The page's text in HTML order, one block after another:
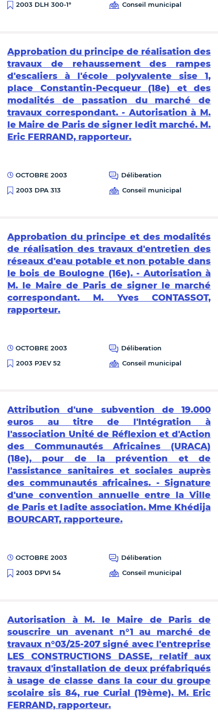
2003 DLH 300-1° Conseil municipal
Approbation du principe de réalisation des
travaux de rehaussement des rampes
d'escaliers à l'école polyvalente sise 1,
place Constantin-Pecqueur (18e) et des
modalités de passation du marché de
travaux correspondant. - Autorisation à M.
le Maire de Paris de signer ledit marché. M.
Eric FERRAND, rapporteur.
OCTOBRE 2003
Déliberation
2003 DPA 313
Conseil municipal
Approbation du principe et des modalités
de réalisation des travaux d'entretien des
réseaux d'eau potable et non potable dans
le bois de Boulogne (16e). - Autorisation à
M. le Maire de Paris de signer le marché
correspondant. M. Yves CONTASSOT,
rapporteur.
OCTOBRE 2003
Déliberation
2003 PJEV 52
Conseil municipal
Attribution d'une subvention de 19.000
euros au titre de l'Intégration à
l'association Unité de Réflexion et d'Action
des Communautés Africaines (URACA)
(18e), pour de la prévention et de
l'assistance sanitaires et sociales auprès
des communautés africaines. - Signature
d'une convention annuelle entre la Ville
de Paris et ladite association. Mme Khédija
BOURCART, rapporteure.
OCTOBRE 2003
Déliberation
2003 DPVI 54
Conseil municipal
Autorisation à M. le Maire de Paris de
souscrire un avenant n°1 au marché de
travaux n°03/25-207 signé avec l'entreprise
LES CONSTRUCTIONS DASSE, relatif aux
travaux d'installation de deux préfabriqués
à usage de classe dans la cour du groupe
scolaire sis 84, rue Curial (19ème). M. Eric
FERRAND, rapporteur.